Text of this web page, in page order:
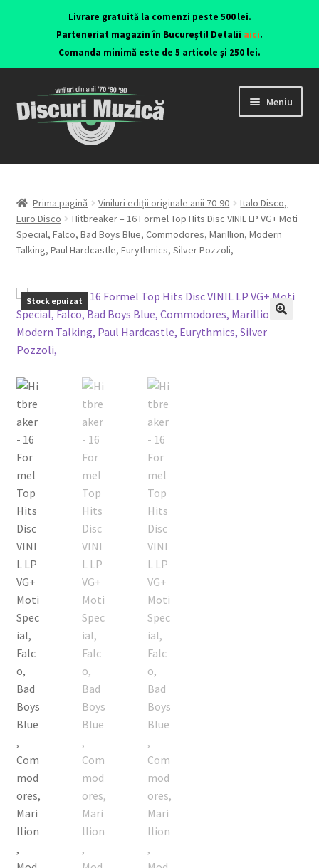
Livrare gratuită la comenzi peste 500 lei.
Parteneriat magazin în București! Detalii aici.
Comanda minimă este de 5 articole și 250 lei.
Meniu
Viniluri ediții originale anii 70-90
CD-uri originale
Contact
Echipamente
Listă produse
Contul meu
Blog
Prima pagină Viniluri ediții originale anii 70-90
Italo Disco,
Euro Disco
Hitbreaker – 16 Formel Top Hits Disc VINIL LP VG+ Moti
Special, Falco, Bad Boys Blue, Commodores, Marillion, Modern
Talking, Paul Hardcastle, Eurythmics, Silver Pozzoli,
Stock epuizat